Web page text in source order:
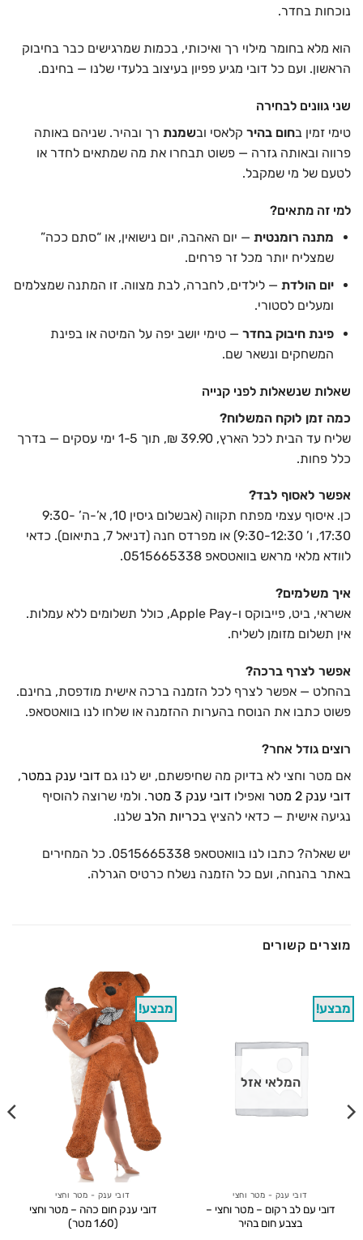
נוכחות בחדר.
הוא מלא בחומר מילוי רך ואיכותי, בכמות שמרגישים כבר בחיבוק
הראשון. ועם כל דובי מגיע פפיון בעיצוב בלעדי שלנו — בחינם.
שני גוונים לבחירה
טימי זמין בחום בהיר קלאסי ובשמנת רך ובהיר. שניהם באותה
פרווה ובאותה גזרה — פשוט תבחרו את מה שמתאים לחדר או
לטעם של מי שמקבל.
למי זה מתאים?
מתנה רומנטית— יום האהבה, יום נישואין, או “סתם ככה”
שמצליח יותר מכל זר פרחים.
יום הולדת— לילדים, לחברה, לבת מצווה. זו המתנה שמצלמים
ומעלים לסטורי.
פינת חיבוק בחדר— טימי יושב יפה על המיטה או בפינת
המשחקים ונשאר שם.
שאלות שנשאלות לפני קנייה
כמה זמן לוקח המשלוח?
שליח עד הבית לכל הארץ, 39.90 ₪, תוך 1-5 ימי עסקים — בדרך
כלל פחות.
אפשר לאסוף לבד?
כן. איסוף עצמי מפתח תקווה (אבשלום גיסין 10, א’-ה’ 9:30-
17:30, ו’ 9:30-12:30) או מפרדס חנה (דניאל 7, בתיאום). כדאי
לוודא מלאי מראש בוואטסאפ 0515665338.
איך משלמים?
אשראי, ביט, פייבוקס ו-Apple Pay, כולל תשלומים ללא עמלות.
אין תשלום מזומן לשליח.
אפשר לצרף ברכה?
בהחלט — אפשר לצרף לכל הזמנה ברכה אישית מודפסת, בחינם.
פשוט כתבו את הנוסח בהערות ההזמנה או שלחו לנו בוואטסאפ.
רוצים גודל אחר?
אם מטר וחצי לא בדיוק מה שחיפשתם, יש לנו גם דובי ענק במטר,
דובי ענק 2 מטר
ואפילו דובי ענק 3 מטר
. ולמי שרוצה להוסיף
נגיעה אישית — כדאי להציץ בכריות הלב שלנו.
יש שאלה? כתבו לנו בוואטסאפ 0515665338. כל המחירים
באתר בהנחה, ועם כל הזמנה נשלח כרטיס הגרלה.
מוצרים קשורים
מבצע!
המלאי אזל
דובי ענק - מטר וחצי
דובי עם לב רקום – מטר וחצי –
בצבע חום בהיר
מבצע!
דובי ענק - מטר וחצי
דובי ענק חום כהה – מטר וחצי
(1.60 מטר)